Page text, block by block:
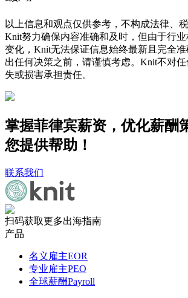
以上信息和观点仅供参考，不构成法律、
Knit努力确保内容准确和及时，但由于行
变化，Knit无法保证信息始终最新且完全
出任何决策之前，请谨慎考虑。Knit不对
失或损害承担责任。
掌握菲律宾薪资，优化薪酬
您提供帮助！
联系我们
扫码获取更多出海指南
产品
名义雇主EOR
专业雇主PEO
全球薪酬Payroll